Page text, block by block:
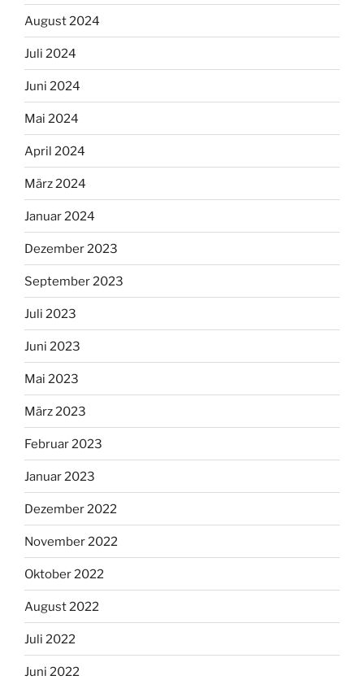
August 2024
Juli 2024
Juni 2024
Mai 2024
April 2024
März 2024
Januar 2024
Dezember 2023
September 2023
Juli 2023
Juni 2023
Mai 2023
März 2023
Februar 2023
Januar 2023
Dezember 2022
November 2022
Oktober 2022
August 2022
Juli 2022
Juni 2022